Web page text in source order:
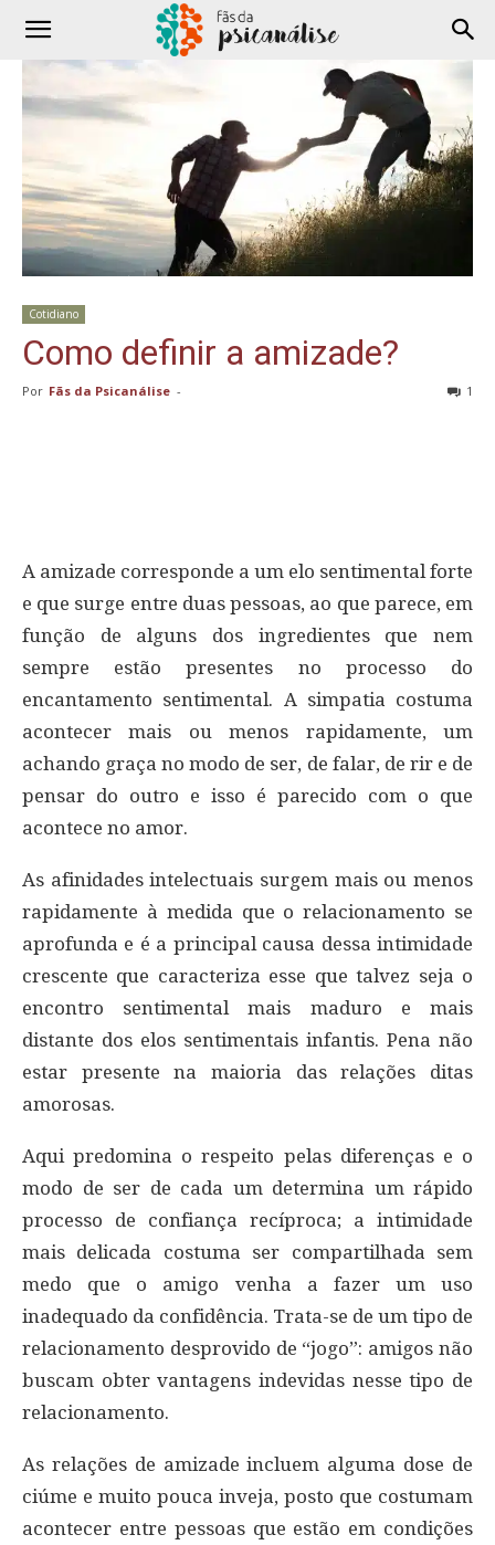
Cotidiano
Como definir a amizade?
Por Fãs da Psicanálise - 1
A amizade corresponde a um elo sentimental forte
e que surge entre duas pessoas, ao que parece, em
função de alguns dos ingredientes que nem
sempre estão presentes no processo do
encantamento sentimental. A simpatia costuma
acontecer mais ou menos rapidamente, um
achando graça no modo de ser, de falar, de rir e de
pensar do outro e isso é parecido com o que
acontece no amor.
As afinidades intelectuais surgem mais ou menos
rapidamente à medida que o relacionamento se
aprofunda e é a principal causa dessa intimidade
crescente que caracteriza esse que talvez seja o
encontro sentimental mais maduro e mais
distante dos elos sentimentais infantis. Pena não
estar presente na maioria das relações ditas
amorosas.
Aqui predomina o respeito pelas diferenças e o
modo de ser de cada um determina um rápido
processo de confiança recíproca; a intimidade
mais delicada costuma ser compartilhada sem
medo que o amigo venha a fazer um uso
inadequado da confidência. Trata-se de um tipo de
relacionamento desprovido de “jogo”: amigos não
buscam obter vantagens indevidas nesse tipo de
relacionamento.
As relações de amizade incluem alguma dose de
ciúme e muito pouca inveja, posto que costumam
acontecer entre pessoas que estão em condições